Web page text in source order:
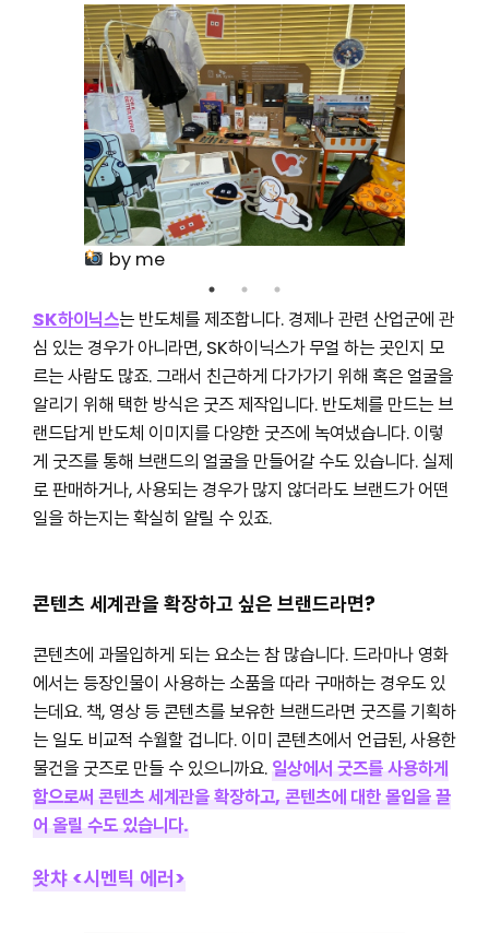
by me
SK하이닉스는 반도체를 제조합니다. 경제나 관련 산업군에 관
심 있는 경우가 아니라면, SK하이닉스가 무얼 하는 곳인지 모
르는 사람도 많죠. 그래서 친근하게 다가가기 위해 혹은 얼굴을
알리기 위해 택한 방식은 굿즈 제작입니다. 반도체를 만드는 브
랜드답게 반도체 이미지를 다양한 굿즈에 녹여냈습니다. 이렇
게 굿즈를 통해 브랜드의 얼굴을 만들어갈 수도 있습니다. 실제
로 판매하거나, 사용되는 경우가 많지 않더라도 브랜드가 어떤
일을 하는지는 확실히 알릴 수 있죠.
콘텐츠 세계관을 확장하고 싶은 브랜드라면?
콘텐츠에 과몰입하게 되는 요소는 참 많습니다. 드라마나 영화
에서는 등장인물이 사용하는 소품을 따라 구매하는 경우도 있
는데요. 책, 영상 등 콘텐츠를 보유한 브랜드라면 굿즈를 기획하
는 일도 비교적 수월할 겁니다. 이미 콘텐츠에서 언급된, 사용한
물건을 굿즈로 만들 수 있으니까요.일상에서 굿즈를 사용하게
함으로써 콘텐츠 세계관을 확장하고, 콘텐츠에 대한 몰입을 끌
어 올릴 수도 있습니다.
왓챠 <시멘틱 에러>